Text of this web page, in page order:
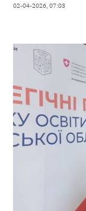
02-04-2026, 07:03